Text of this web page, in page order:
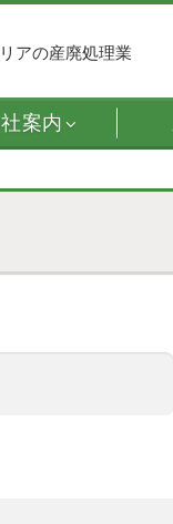
アの産廃処理業
案内